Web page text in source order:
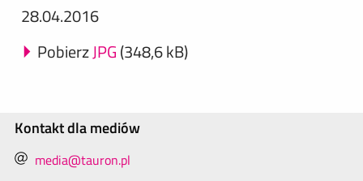
28.04.2016
PobierzJPG(348,6 kB)
Kontakt dla mediów
media@tauron.pl